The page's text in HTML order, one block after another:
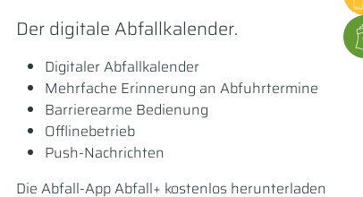
Der digitale Abfallkalender.
Digitaler Abfallkalender
Mehrfache Erinnerung an Abfuhrtermine
Barrierearme Bedienung
Offlinebetrieb
Push-Nachrichten
Die Abfall-App Abfall+ kostenlos herunterladen